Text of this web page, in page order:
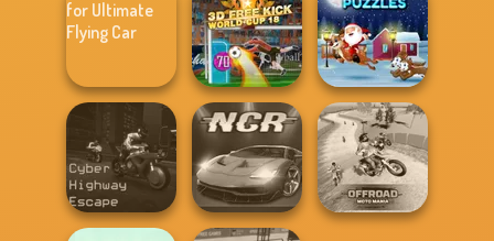
Ultimate Flying
Car
3D Free Kick
World Cup 18
Xmas Sliding
Puzzles